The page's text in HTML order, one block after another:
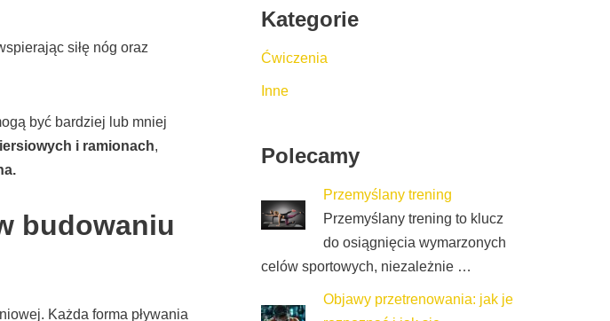
siłę nóg oraz
być bardziej lub mniej
i ramionach,
budowaniu
Każda forma pływania
Kategorie
Ćwiczenia
Inne
Polecamy
Przemyślany trening
Przemyślany trening to klucz
do osiągnięcia wymarzonych
celów sportowych, niezależnie …
Objawy przetrenowania: jak je